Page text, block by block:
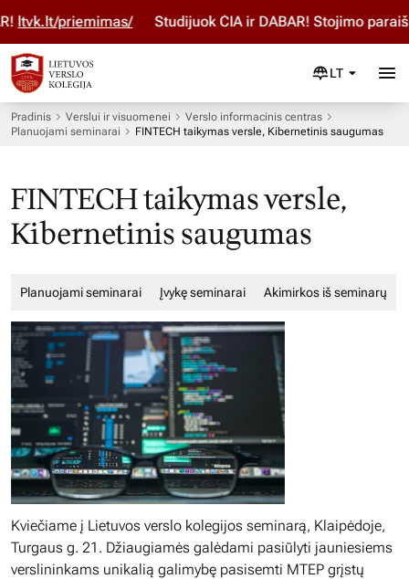
priemimas/ Studijuok ČIA ir DABAR! Stojimo paraišką
LT
Pradinis Verslui ir visuomenei
Verslo informacinis centras
Planuojami seminarai
FINTECH taikymas versle, Kibernetinis saugumas
FINTECH taikymas versle,
Kibernetinis saugumas
Planuojami seminarai Įvykę seminarai Akimirkos iš seminarų
Kviečiame į Lietuvos verslo kolegijos seminarą, Klaipėdoje,
Turgaus g. 21. Džiaugiamės galėdami pasiūlyti jauniesiems
verslininkams unikalią galimybę pasisemti MTEP grįstų